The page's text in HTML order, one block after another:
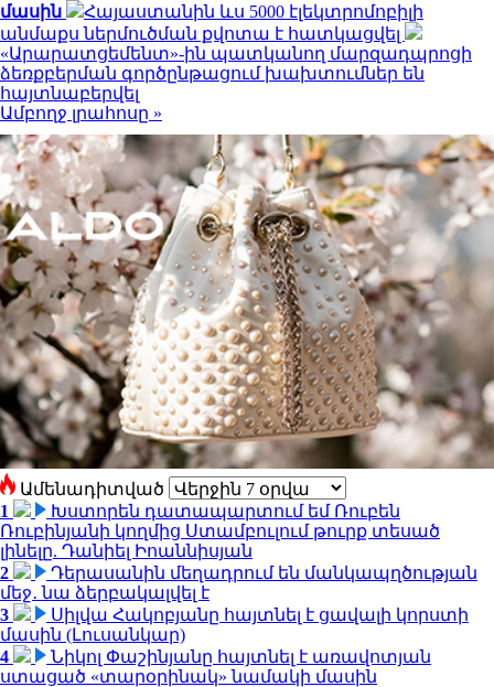
մասին
Հայաստանին ևս 5000 էլեկտրոմոբիլի
անմաքս ներմուծման քվոտա է հատկացվել
«Արարատցեմենտ»-ին պատկանող մարզադպրոցի
ձեռքբերման գործընթացում խախտումներ են
հայտնաբերվել
Ամբողջ լրահոսը »
Ամենադիտված
1
Խստորեն դատապարտում եմ Ռուբեն
Ռուբինյանի կողմից Ստամբուլում թուրք տեսած
լինելը. Դանիել Իոաննիսյան
2
Դերասանին մեղադրում են մանկապղծության
մեջ․ նա ձերբակալվել է
3
Սիլվա Հակոբյանը հայտնել է ցավալի կորստի
մասին (Լուսանկար)
4
Նիկոլ Փաշինյանը հայտնել է առավոտյան
ստացած «տարօրինակ» նամակի մասին